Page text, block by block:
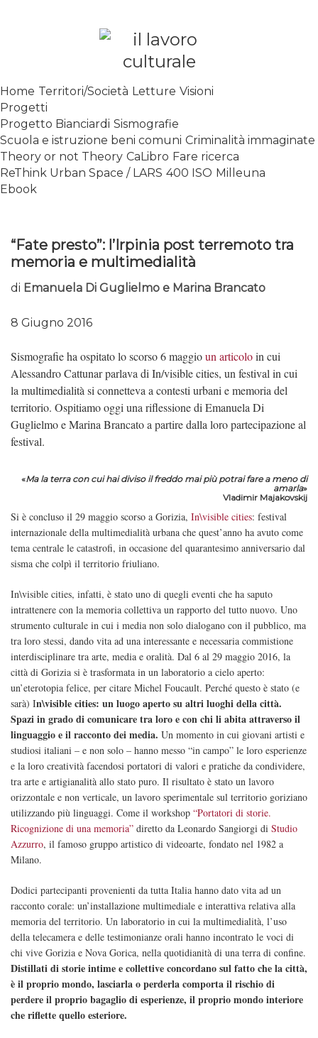
SPALANCARE LE FINESTRE DEI
CONTEMPORANEO
Home Territori/Società Letture Visioni
Progetti
Progetto Bianciardi Sismografie
Scuola e istruzione beni comuni Criminalità immaginate
Theory or not Theory CaLibro Fare ricerca
ReThink Urban Space / LARS 400 ISO Milleuna
Ebook
“Fate presto”: l’Irpinia post terremoto tra
memoria e multimedialità
di Emanuela Di Guglielmo e Marina Brancato
8 Giugno 2016
Sismografie ha ospitato lo scorso 6 maggioun articoloin cui
Alessandro Cattunar parlava di In/visible cities, un festival in cui
la multimedialità si connetteva a contesti urbani e memoria del
territorio. Ospitiamo oggi una riflessione di Emanuela Di
Guglielmo e Marina Brancato a partire dalla loro partecipazione al
festival.
«Ma la terra con cui hai diviso il freddo mai più potrai fare a meno di
amarla»
Vladimir Majakovskij
Si è concluso il 29 maggio scorso a Gorizia, In\visible cities: festival
internazionale della multimedialità urbana che quest’anno ha avuto come
tema centrale le catastrofi, in occasione del quarantesimo anniversario dal
sisma che colpì il territorio friuliano.
In\visible cities, infatti, è stato uno di quegli eventi che ha saputo
intrattenere con la memoria collettiva un rapporto del tutto nuovo. Uno
strumento culturale in cui i media non solo dialogano con il pubblico, ma
tra loro stessi, dando vita ad una interessante e necessaria commistione
interdisciplinare tra arte, media e oralità. Dal 6 al 29 maggio 2016, la
città di Gorizia si è trasformata in un laboratorio a cielo aperto:
un’eterotopia felice, per citare Michel Foucault. Perché questo è stato (e
sarà) In\visible cities: un luogo aperto su altri luoghi della città.
Spazi in grado di comunicare tra loro e con chi li abita attraverso il
linguaggio e il racconto dei media. Un momento in cui giovani artisti e
studiosi italiani – e non solo – hanno messo “in campo” le loro esperienze
e la loro creatività facendosi portatori di valori e pratiche da condividere,
tra arte e artigianalità allo stato puro. Il risultato è stato un lavoro
orizzontale e non verticale, un lavoro sperimentale sul territorio goriziano
utilizzando più linguaggi. Come il workshop “Portatori di storie.
Ricognizione di una memoria” diretto da Leonardo Sangiorgi di Studio
Azzurro, il famoso gruppo artistico di videoarte, fondato nel 1982 a
Milano.
Dodici partecipanti provenienti da tutta Italia hanno dato vita ad un
racconto corale: un’installazione multimediale e interattiva relativa alla
memoria del territorio. Un laboratorio in cui la multimedialità, l’uso
della telecamera e delle testimonianze orali hanno incontrato le voci di
chi vive Gorizia e Nova Gorica, nella quotidianità di una terra di confine.
Distillati di storie intime e collettive concordano sul fatto che la città,
è il proprio mondo, lasciarla o perderla comporta il rischio di
perdere il proprio bagaglio di esperienze, il proprio mondo interiore
che riflette quello esteriore.